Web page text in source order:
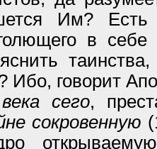
Им?
в
Ибо, говорит
сего,
сокровенную